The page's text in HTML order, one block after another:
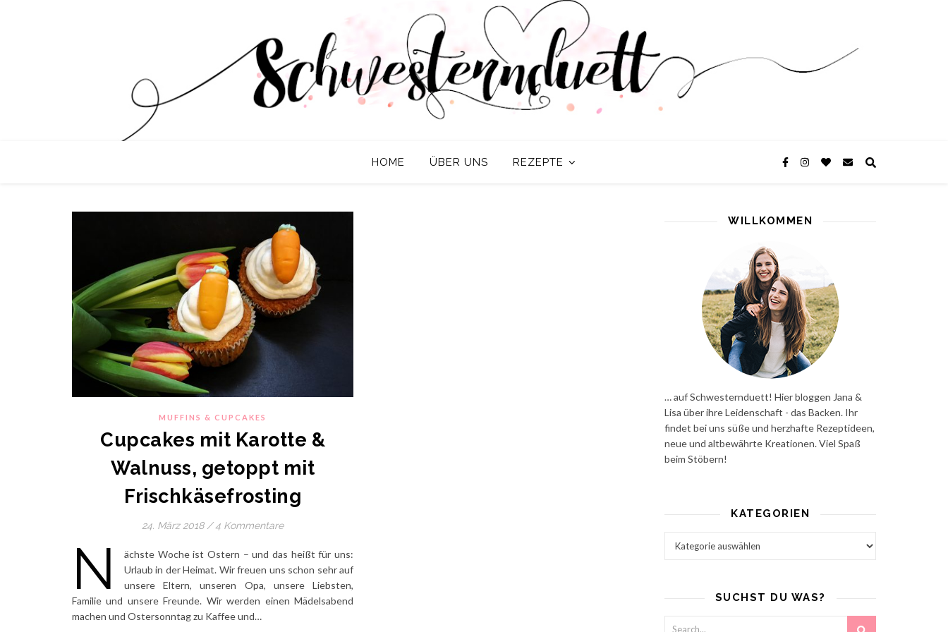
HOME ÜBER UNS REZEPTE
MUFFINS & CUPCAKES
Cupcakes mit Karotte &
Walnuss, getoppt mit
Frischkäsefrosting
24. März 2018 / 4 Kommentare
N
ächste Woche ist Ostern – und das heißt für uns:
Urlaub in der Heimat. Wir freuen uns schon sehr auf
unsere Eltern, unseren Opa, unsere Liebsten,
Familie und unsere Freunde. Wir werden einen Mädelsabend
machen und Ostersonntag zu Kaffee und…
WILLKOMMEN
… auf Schwesternduett! Hier bloggen Jana &
Lisa über ihre Leidenschaft - das Backen. Ihr
findet bei uns süße und herzhafte Rezeptideen,
neue und altbewährte Kreationen. Viel Spaß
beim Stöbern!
KATEGORIEN
SUCHST DU WAS?